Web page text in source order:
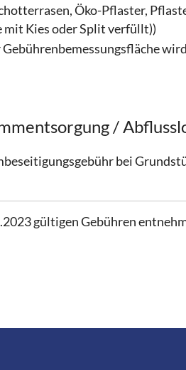
Öko-Pflaster,
mit Kies oder Split verfüllt))
Gebührenbemessungsfläche
/
bei
gültigen Gebühren